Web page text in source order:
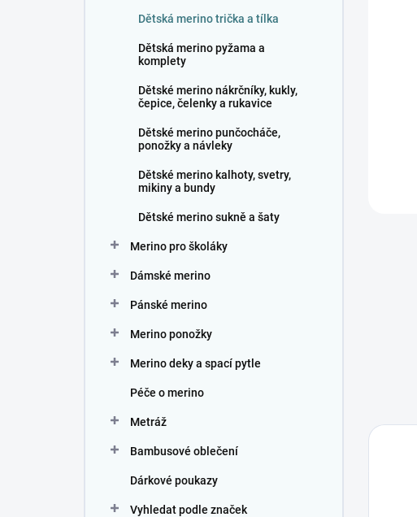
Dětská merino trička a tílka
Dětská merino pyžama a
komplety
Dětské merino nákrčníky, kukly,
čepice, čelenky a rukavice
Dětské merino punčocháče,
ponožky a návleky
Dětské merino kalhoty, svetry,
mikiny a bundy
Dětské merino sukně a šaty
Merino pro školáky
Dámské merino
Pánské merino
Merino ponožky
Merino deky a spací pytle
Péče o merino
Metráž
Bambusové oblečení
Dárkové poukazy
Vyhledat podle značek